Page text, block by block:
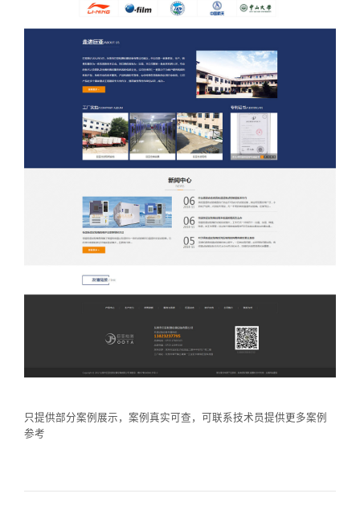
只提供部分案例展示，案例真实可查，可联系技术员提供更多案例
参考